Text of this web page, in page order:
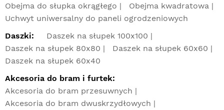
Obejma do słupka okrągłego
Obejma kwadratowa
Uchwyt uniwersalny do paneli ogrodzeniowych
Daszki:
Daszek na słupek 100x100
Daszek na słupek 80x80
Daszek na słupek 60x60
Daszek na słupek 60x40
Akcesoria do bram i furtek:
Akcesoria do bram przesuwnych
Akcesoria do bram dwuskrzydłowych